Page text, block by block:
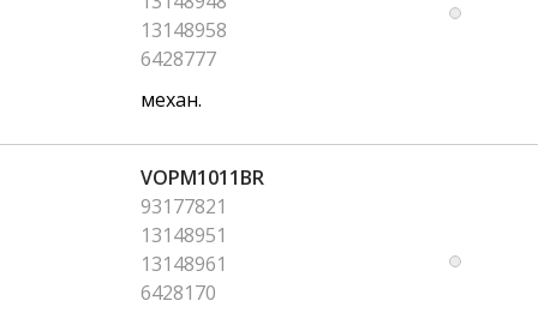
13148958
6428777
механ.
VOPM1011BR
93177821
13148951
13148961
6428170